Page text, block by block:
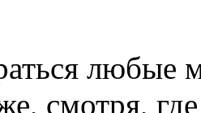
любые
смотря,